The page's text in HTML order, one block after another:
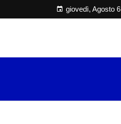
giovedì, Agosto 6